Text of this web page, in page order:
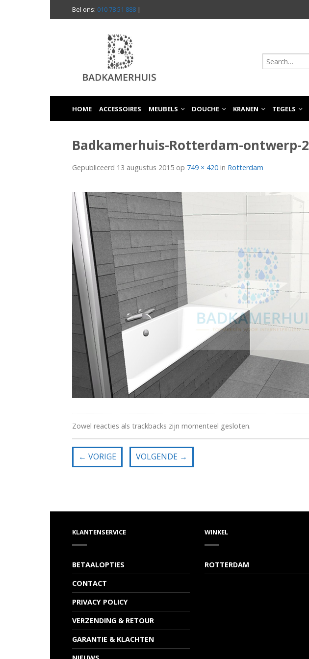
Bel ons: 010 78 51 888 |
HOME ACCESSOIRES MEUBELS DOUCHE KRANEN TEGELS
Badkamerhuis-Rotterdam-ontwerp-2
Gepubliceerd 13 augustus 2015 op 749 × 420 in Rotterdam
Zowel reacties als trackbacks zijn momenteel gesloten.
← VORIGE VOLGENDE →
KLANTENSERVICE
BETAALOPTIES
CONTACT
PRIVACY POLICY
VERZENDING & RETOUR
GARANTIE & KLACHTEN
WINKEL
ROTTERDAM